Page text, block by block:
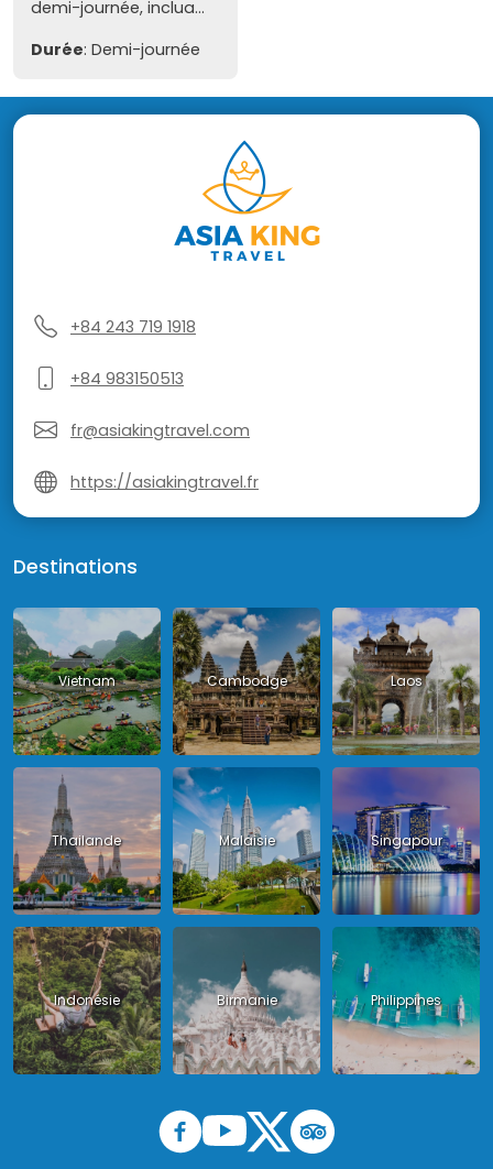
demi-journée, inclua...
Durée: Demi-journée
+84 243 719 1918
+84 983150513
fr@asiakingtravel.com
https://asiakingtravel.fr
Destinations
Vietnam Cambodge Laos
Thailande Malaisie Singapour
Indonésie Birmanie Philippines